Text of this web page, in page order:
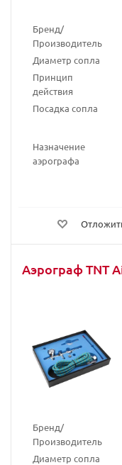
Бренд/
Производитель
Диаметр сопла
Принцип
действия
Посадка сопла
Назначение
аэрографа
Аэрограф TNT
Бренд/
Производитель
Диаметр сопла